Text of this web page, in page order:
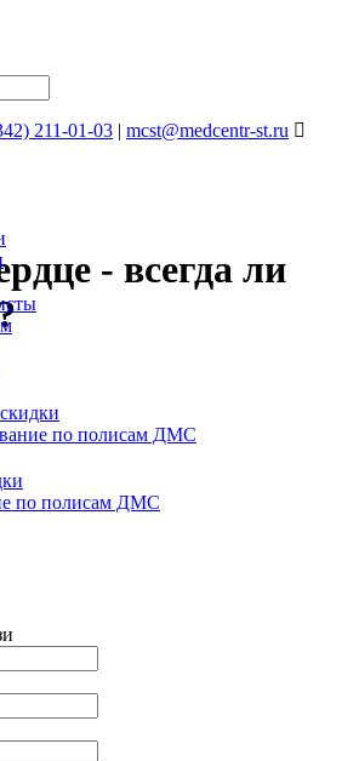
211-01-03 | mcst@medcentr-st.ru
по полисам ДМС
- всегда ли
по полисам ДМС